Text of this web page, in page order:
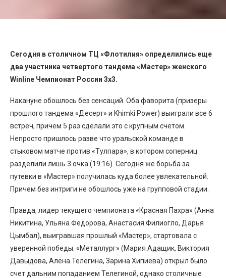
Сегодня в столичном ТЦ «Флотилия» определились еще
два участника четвертого тандема «Мастер» женского
Winline Чемпионат России 3х3.
Накануне обошлось без сенсаций. Оба фаворита (призеры
прошлого тандема «Десерт» и Khimki Power) выиграли все 6
встреч, причем 5 раз сделали это с крупным счетом.
Непросто пришлось разве что уральской команде в
стыковом матче против «Тулпара», в котором соперниц
разделили лишь 3 очка (19:16). Сегодня же борьба за
путевки в «Мастер» получилась куда более увлекательной.
Причем без интриги не обошлось уже на групповой стадии.
Правда, лидер текущего чемпионата «Красная Пахра» (Анна
Никитина, Ульяна Федорова, Анастасия Филиогло, Дарья
Цымбал), выигравшая прошлый «Мастер», стартовала с
уверенной победы. «Металлург» (Мария Адащик, Виктория
Давыдова, Алена Телегина, Зарина Хипиева) открыл было
счет дальним попаданием Телегиной, однако столичные